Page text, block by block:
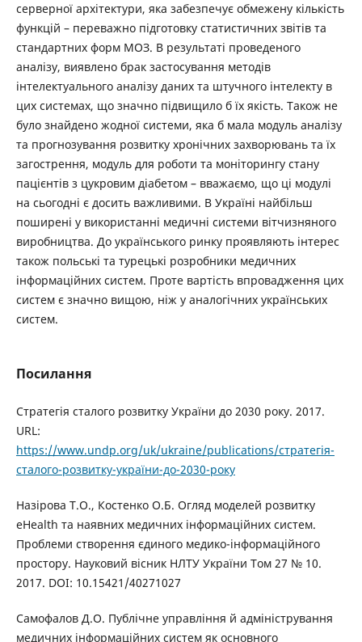
серверної архітектури, яка забезпечує обмежену кількість
функцій – переважно підготовку статистичних звітів та
стандартних форм МОЗ. В результаті проведеного
аналізу, виявлено брак застосування методів
інтелектуального аналізу даних та штучного інтелекту в
цих системах, що значно підвищило б їх якість. Також не
було знайдено жодної системи, яка б мала модуль аналізу
та прогнозування розвитку хронічних захворювань та їх
загострення, модуль для роботи та моніторингу стану
пацієнтів з цукровим діабетом – вважаємо, що ці модулі
на сьогодні є досить важливими. В Україні найбільш
поширені у використанні медичні системи вітчизняного
виробництва. До українського ринку проявляють інтерес
також польські та турецькі розробники медичних
інформаційних систем. Проте вартість впровадження цих
систем є значно вищою, ніж у аналогічних українських
систем.
Посилання
Стратегія сталого розвитку України до 2030 року. 2017.
URL:
https://www.undp.org/uk/ukraine/publications/cтратегія-
сталого-розвитку-україни-до-2030-року
Назірова Т.О., Костенко О.Б. Огляд моделей розвитку
eHealth та наявних медичних інформаційних систем.
Проблеми створення єдиного медико-інформаційного
простору. Науковий вісник НЛТУ України Том 27 № 10.
2017. DOI: 10.15421/40271027
Самофалов Д.О. Публічне управління й адміністрування
медичних інформаційних систем як основного